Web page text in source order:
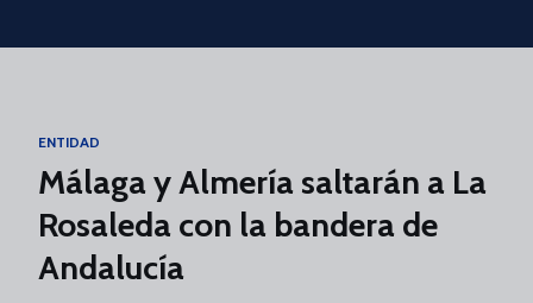
Skip to main content
ENTIDAD
Málaga y Almería saltarán a La
Rosaleda con la bandera de
Andalucía